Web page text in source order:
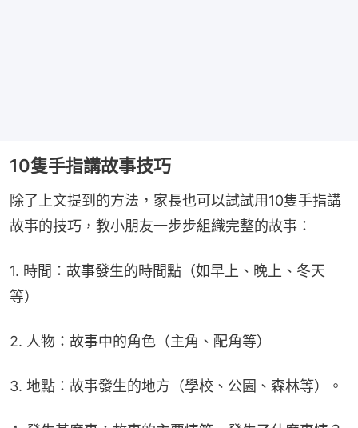
10隻手指講故事技巧
除了上文提到的方法，家長也可以試試用10隻手指講
故事的技巧，教小朋友一步步組織完整的故事：
1. 時間：故事發生的時間點（如早上、晚上、冬天
等）
2. 人物：故事中的角色（主角、配角等）
3. 地點：故事發生的地方（學校、公園、森林等）。